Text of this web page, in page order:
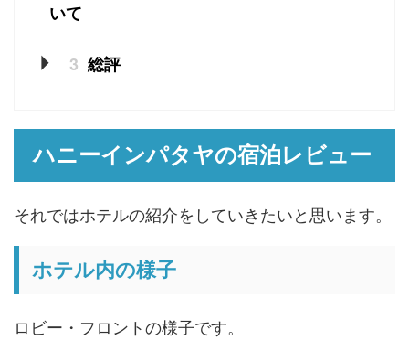
いて
3 総評
ハニーインパタヤの宿泊レビュー
それではホテルの紹介をしていきたいと思います。
ホテル内の様子
ロビー・フロントの様子です。